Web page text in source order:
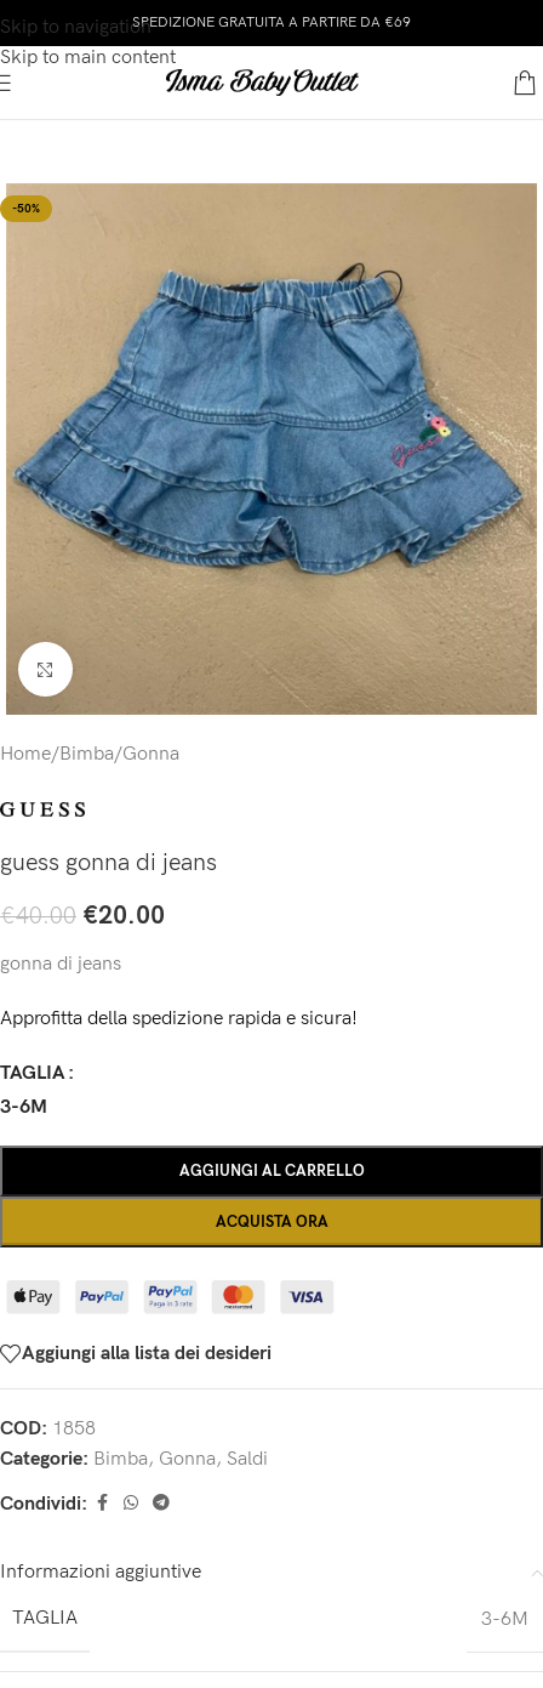
Skip to navigation
Skip to main content
SPEDIZIONE GRATUITA A PARTIRE DA €69
-50%
Click to enlarge
Home/Bimba/Gonna
guess gonna di jeans
€40.00 €20.00
gonna di jeans
Approfitta della spedizione rapida e sicura!
TAGLIA
3-6M
AGGIUNGI AL CARRELLO
ACQUISTA ORA
Aggiungi alla lista dei desideri
COD: 1858
Categorie: Bimba, Gonna, Saldi
Condividi:
Informazioni aggiuntive
TAGLIA
3-6M